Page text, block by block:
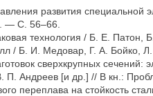
развития специальной
— С. 56–66.
технология / Б. Е.
/ Б. И. Медовар, Г. А. Бойко,
сверхкрупных
Андреев [и др.] // В кн.:
переплава на стойкость